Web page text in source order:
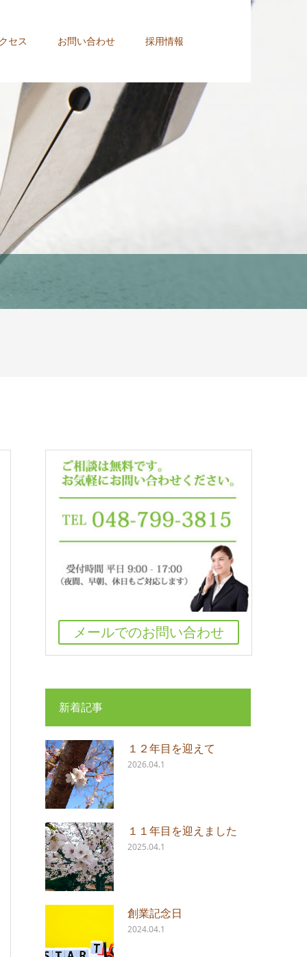
セス お問い合わせ 採用情報
メールでのお問い合わせ
新着記事
１２年目を迎えて
2026.04.1
１１年目を迎えました
2025.04.1
創業記念日
2024.04.1